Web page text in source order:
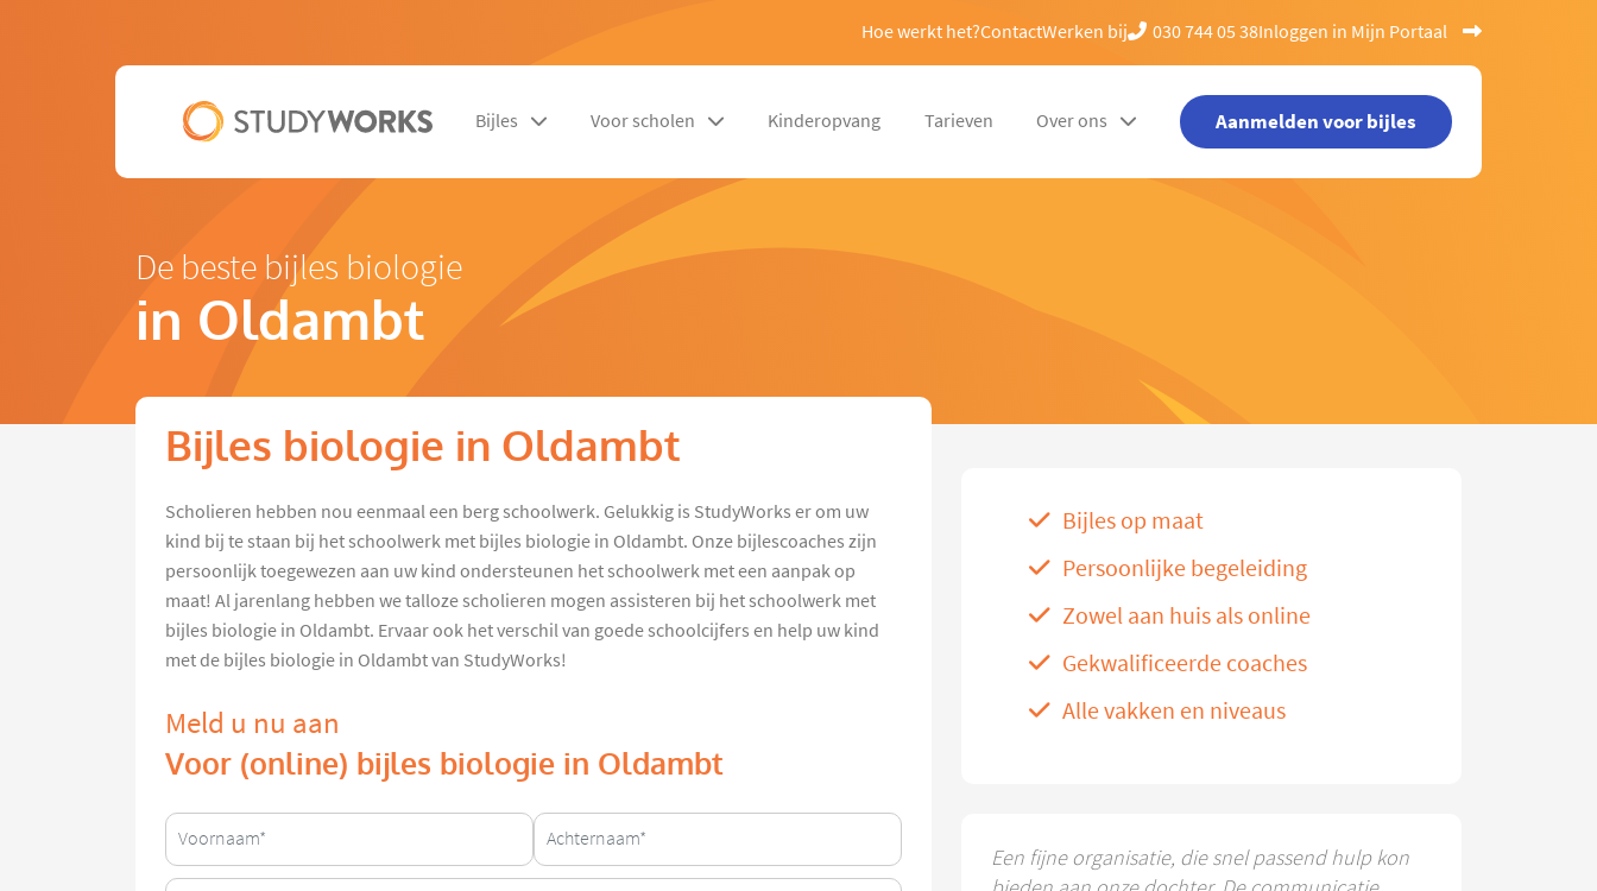
Hoe werkt het?ContactWerken bij 030 744 05 38Inloggen in Mijn Portaal
Bijles Voor scholen Kinderopvang Tarieven Over ons Aanmelden voor bijles
De beste bijles biologie
in Oldambt
Bijles biologie in Oldambt
Scholieren hebben nou eenmaal een berg schoolwerk. Gelukkig is StudyWorks er om uw
kind bij te staan bij het schoolwerk met bijles biologie in Oldambt. Onze bijlescoaches zijn
persoonlijk toegewezen aan uw kind ondersteunen het schoolwerk met een aanpak op
maat! Al jarenlang hebben we talloze scholieren mogen assisteren bij het schoolwerk met
bijles biologie in Oldambt. Ervaar ook het verschil van goede schoolcijfers en help uw kind
met de bijles biologie in Oldambt van StudyWorks!
Meld u nu aan
Voor (online) bijles biologie in Oldambt
Bijles op maat
Persoonlijke begeleiding
Zowel aan huis als online
Gekwalificeerde coaches
Alle vakken en niveaus
Een fijne organisatie, die snel passend hulp kon